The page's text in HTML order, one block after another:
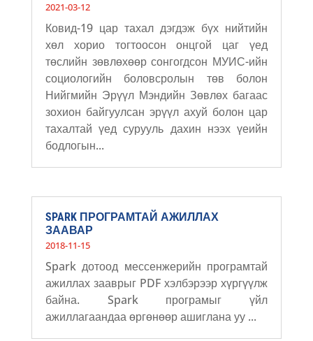
2021-03-12
Ковид-19 цар тахал дэгдэж бүх нийтийн
хөл хорио тогтоосон онцгой цаг үед
төслийн зөвлөхөөр сонгогдсон МУИС-ийн
социологийн боловсролын төв болон
Нийгмийн Эрүүл Мэндийн Зөвлөх багаас
зохион байгуулсан эрүүл ахуй болон цар
тахалтай үед сурууль дахин нээх үеийн
бодлогын...
SPARK ПРОГРАМТАЙ АЖИЛЛАХ
ЗААВАР
2018-11-15
Spark дотоод мессенжерийн програмтай
ажиллах зааврыг PDF хэлбэрээр хүргүүлж
байна. Spark програмыг үйл
ажиллагаандаа өргөнөөр ашиглана уу ...